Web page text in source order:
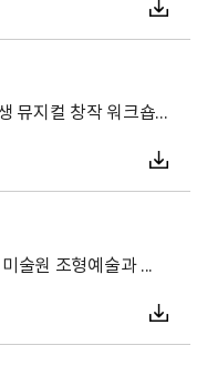
뮤지컬 창작 워크숍 참여
술원 조형예술과 전문사